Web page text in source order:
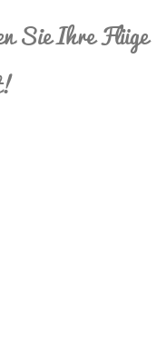
Sie Ihre Flüge